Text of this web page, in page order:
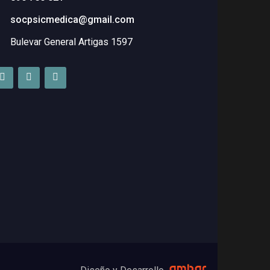
socpsicmedica@gmail.com
Bulevar General Artigas 1597